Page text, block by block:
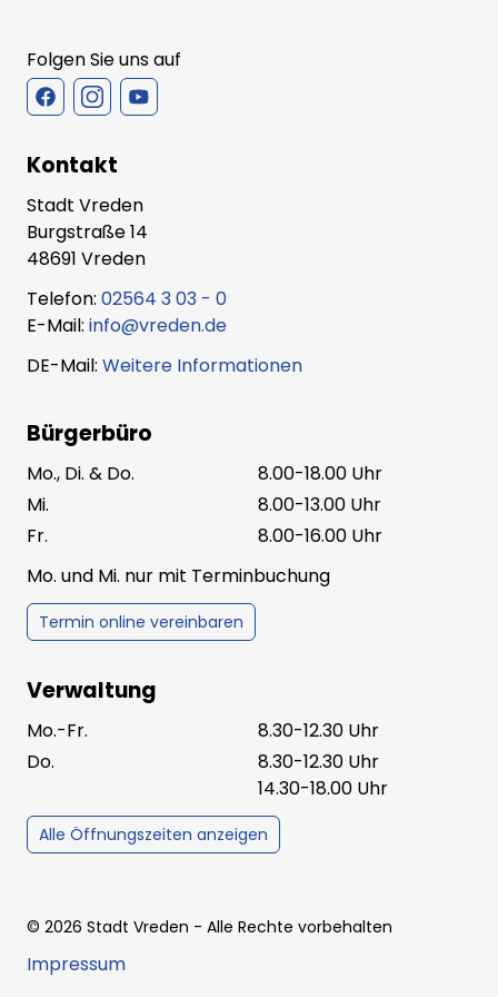
Folgen Sie uns auf
Kontakt
Stadt Vreden
Burgstraße 14
48691 Vreden
Telefon: 02564 3 03 - 0
E-Mail: info@vreden.de
DE-Mail: Weitere Informationen
Bürgerbüro
Mo., Di. & Do.
8.00-18.00 Uhr
Mi.
8.00-13.00 Uhr
Fr.
8.00-16.00 Uhr
Mo. und Mi. nur mit Terminbuchung
Termin online vereinbaren
Verwaltung
Mo.-Fr.
8.30-12.30 Uhr
Do.
8.30-12.30 Uhr
14.30-18.00 Uhr
Alle Öffnungszeiten anzeigen
© 2026 Stadt Vreden - Alle Rechte vorbehalten
Impressum